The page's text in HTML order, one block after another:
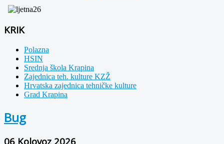
KRIK
Polazna
HSIN
Srednja škola Krapina
Zajednica teh. kulture KZŽ
Hrvatska zajednica tehničke kulture
Grad Krapina
Bug
06 Kolovoz 2026